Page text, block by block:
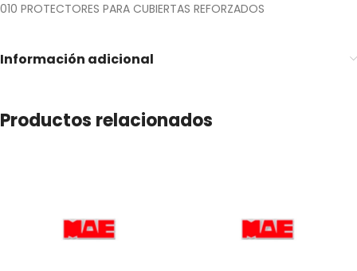
010 PROTECTORES PARA CUBIERTAS REFORZADOS
Información adicional
Productos relacionados